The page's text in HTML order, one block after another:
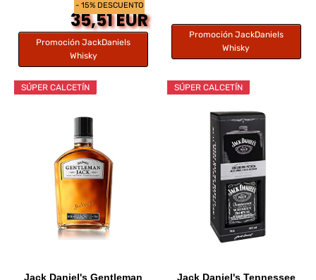
- 15% DESCUENTO
35,51 EUR
Promoción JackDaniels
Whisky
Promoción JackDaniels
Whisky
SÚPER CALCETÍN
Jack Daniel's Gentleman
SÚPER CALCETÍN
Jack Daniel's Tennessee